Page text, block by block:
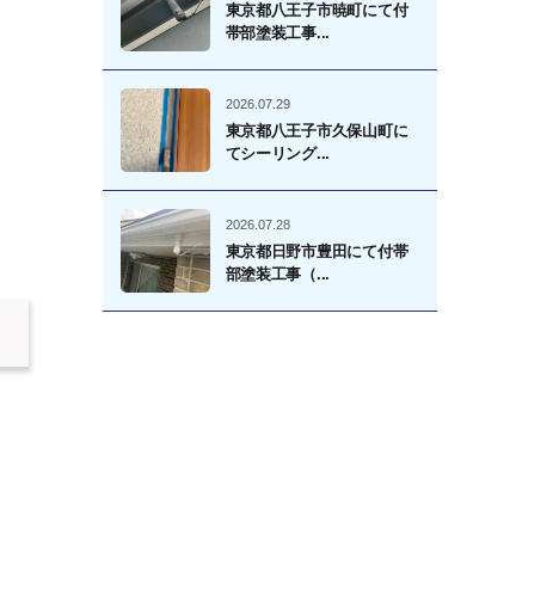
東京都八王子市暁町にて付
帯部塗装工事...
2026.07.29
東京都八王子市久保山町に
てシーリング...
2026.07.28
東京都日野市豊田にて付帯
部塗装工事（...